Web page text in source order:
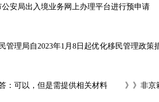
局出入境业务网上办理平台进行预
局自2023年1月8日起优化移民管理政
以，但是需提供相关材料 》》非京